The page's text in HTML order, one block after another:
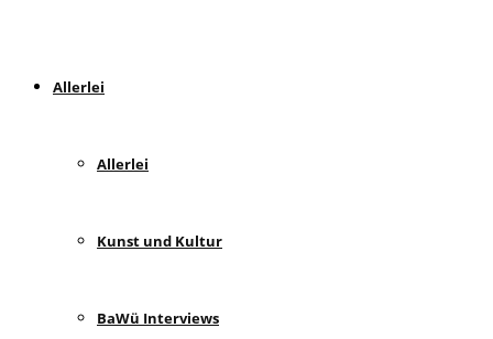
Allerlei
Allerlei
Kunst und Kultur
BaWü Interviews